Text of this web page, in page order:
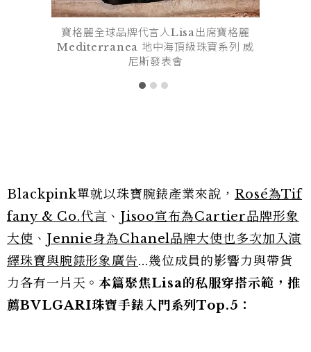
寶格麗全球品牌代言人Lisa出席寶格麗
Mediterranea 地中海頂級珠寶系列 威
尼斯發表會
Blackpink單就以珠寶腕錶產業來說， Rosé為Tif
fany & Co.代言 、 Jisoo宣布為Cartier品牌形象
大使 、 Jennie身為Chanel品牌大使也多次加入演
繹珠寶與腕錶形象廣告...幾位成員的影響力與帶貨
力各有一片天。本篇聚焦Lisa的私服穿搭示範，推
薦BVLGARI珠寶手錶入門系列Top.5：